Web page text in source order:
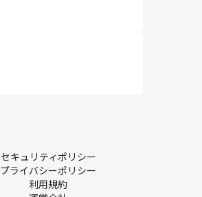
セキュリティポリシー
プライバシーポリシー
利用規約